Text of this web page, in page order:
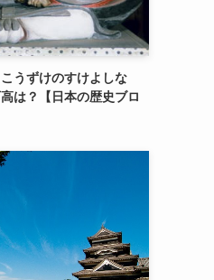
うずけのすけよしな
は？【日本の歴史ブロ